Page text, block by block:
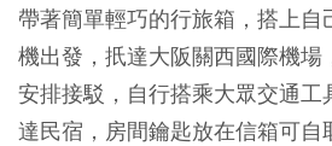
帶著簡單輕巧的行旅箱，搭上
機出發，扺達大阪關西國際機場
安排接駁，自行搭乘大眾交通工
達民宿，房間鑰匙放在信箱可自